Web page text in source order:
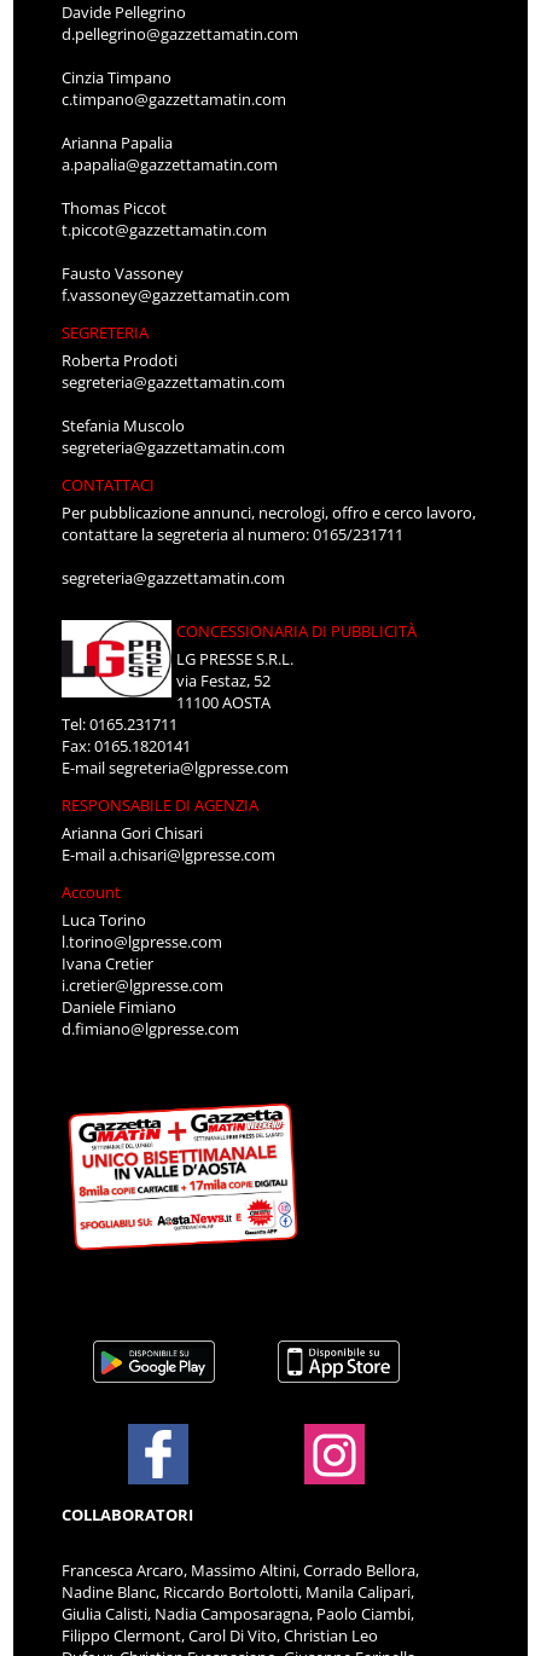
Davide Pellegrino
d.pellegrino@gazzettamatin.com
Cinzia Timpano
c.timpano@gazzettamatin.com
Arianna Papalia
a.papalia@gazzettamatin.com
Thomas Piccot
t.piccot@gazzettamatin.com
Fausto Vassoney
f.vassoney@gazzettamatin.com
SEGRETERIA
Roberta Prodoti
segreteria@gazzettamatin.com
Stefania Muscolo
segreteria@gazzettamatin.com
CONTATTACI
Per pubblicazione annunci, necrologi, offro e cerco lavoro,
contattare la segreteria al numero: 0165/231711
segreteria@gazzettamatin.com
CONCESSIONARIA DI PUBBLICITÀ
LG PRESSE S.R.L.
via Festaz, 52
11100 AOSTA
Tel: 0165.231711
Fax: 0165.1820141
E-mailsegreteria@lgpresse.com
RESPONSABILE DI AGENZIA
Arianna Gori Chisari
E-maila.chisari@lgpresse.com
Account
Luca Torino
l.torino@lgpresse.com
Ivana Cretier
i.cretier@lgpresse.com
Daniele Fimiano
d.fimiano@lgpresse.com
COLLABORATORI
Francesca Arcaro, Massimo Altini, Corrado Bellora,
Nadine Blanc, Riccardo Bortolotti, Manila Calipari,
Giulia Calisti, Nadia Camposaragna, Paolo Ciambi,
Filippo Clermont, Carol Di Vito, Christian Leo